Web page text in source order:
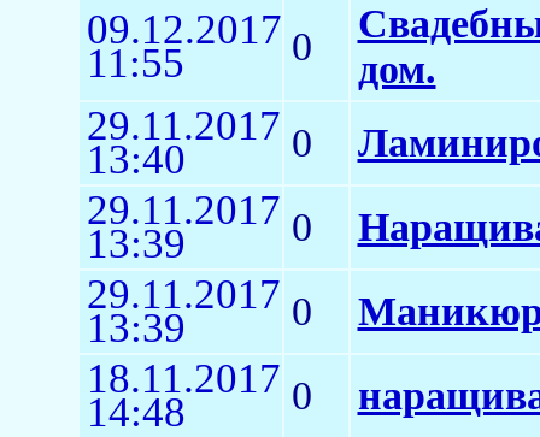
09.12.2017
11:55 0
дом.
29.11.2017
13:40 0
29.11.2017
13:39 0
29.11.2017
13:39 0
18.11.2017
14:48 0